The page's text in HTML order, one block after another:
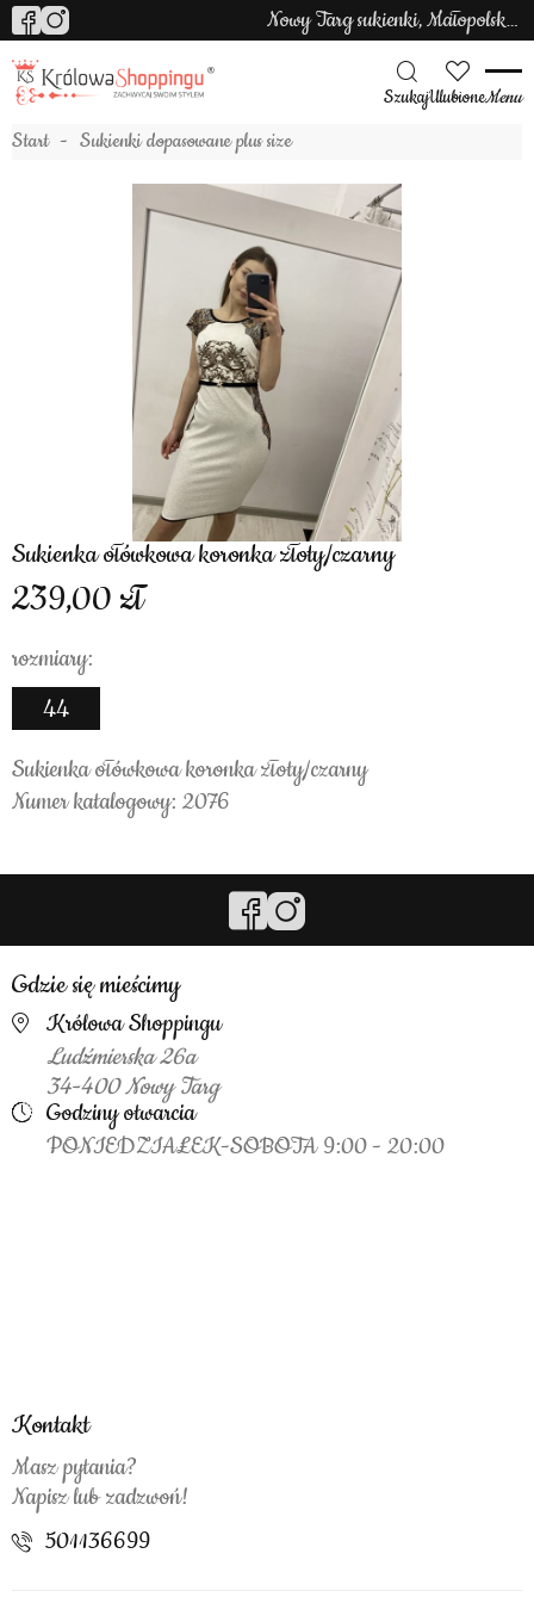
Nowy Targ sukienki, Małopolska sukienki
SzukajUlubioneMenu
Start Sukienki dopasowane plus size
Sukienka ołówkowa koronka złoty/czarny
239,00
rozmiary:
44
Sukienka ołówkowa koronka złoty/czarny
Numer katalogowy: 2076
Gdzie się mieścimy
Królowa Shoppingu
Ludźmierska 26a
34-400 Nowy Targ
Godziny otwarcia
PONIEDZIAŁEK-SOBOTA 9:00 - 20:00
Kontakt
Masz pytania?
Napisz lub zadzwoń!
501136699